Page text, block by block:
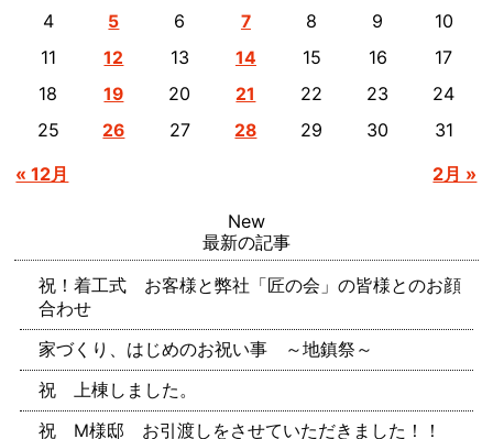
« 12月 2月 »
4 5 6 7 8 9
10
11
12 13 14 15 16
17
18
19 20 21 22 23
24
25
26 27 28 29 30 31
New
最新の記事
祝！着工式 お客様と弊社「匠の会」の皆様とのお顔
合わせ
家づくり、はじめのお祝い事 ～地鎮祭～
祝 上棟しました。
祝 M様邸 お引渡しをさせていただきました！！